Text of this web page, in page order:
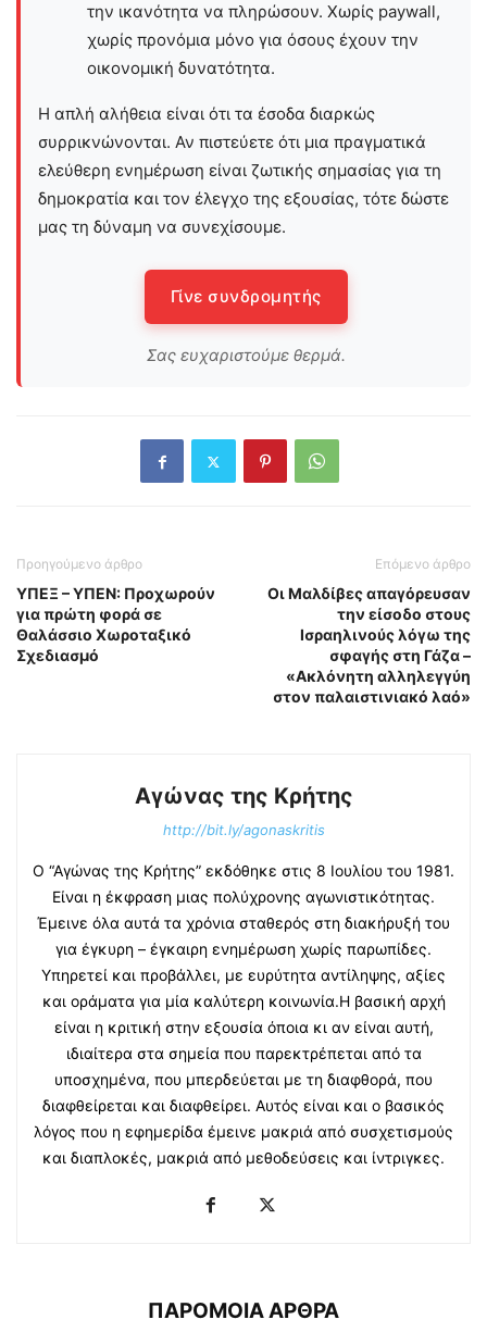
την ικανότητα να πληρώσουν. Χωρίς paywall,
χωρίς προνόμια μόνο για όσους έχουν την
οικονομική δυνατότητα.
Η απλή αλήθεια είναι ότι τα έσοδα διαρκώς
συρρικνώνονται. Αν πιστεύετε ότι μια πραγματικά
ελεύθερη ενημέρωση είναι ζωτικής σημασίας για τη
δημοκρατία και τον έλεγχο της εξουσίας, τότε δώστε
μας τη δύναμη να συνεχίσουμε.
Γίνε συνδρομητής
Σας ευχαριστούμε θερμά.
Προηγούμενο άρθρο
ΥΠΕΞ – ΥΠΕΝ: Προχωρούν
για πρώτη φορά σε
Θαλάσσιο Χωροταξικό
Σχεδιασμό
Επόμενο άρθρο
Οι Μαλδίβες απαγόρευσαν
την είσοδο στους
Ισραηλινούς λόγω της
σφαγής στη Γάζα –
«Ακλόνητη αλληλεγγύη
στον παλαιστινιακό λαό»
Αγώνας της Κρήτης
http://bit.ly/agonaskritis
Ο “Αγώνας της Κρήτης” εκδόθηκε στις 8 Ιουλίου του 1981.
Είναι η έκφραση μιας πολύχρονης αγωνιστικότητας.
Έμεινε όλα αυτά τα χρόνια σταθερός στη διακήρυξή του
για έγκυρη – έγκαιρη ενημέρωση χωρίς παρωπίδες.
Υπηρετεί και προβάλλει, με ευρύτητα αντίληψης, αξίες
και οράματα για μία καλύτερη κοινωνία.Η βασική αρχή
είναι η κριτική στην εξουσία όποια κι αν είναι αυτή,
ιδιαίτερα στα σημεία που παρεκτρέπεται από τα
υποσχημένα, που μπερδεύεται με τη διαφθορά, που
διαφθείρεται και διαφθείρει. Αυτός είναι και ο βασικός
λόγος που η εφημερίδα έμεινε μακριά από συσχετισμούς
και διαπλοκές, μακριά από μεθοδεύσεις και ίντριγκες.
ΠΑΡΟΜΟΙΑ ΑΡΘΡΑ